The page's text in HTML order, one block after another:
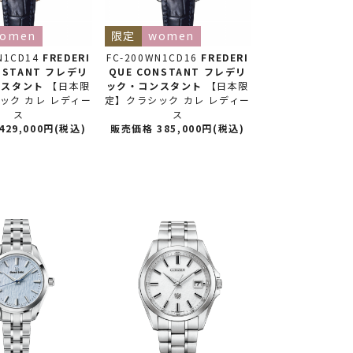
FREDERI
フレデリ
タント
【日本限
ク カレ レディー
ス
円(税込)
FC-200WN1CD16 FREDERI
QUE CONSTANT フレデリ
ック・コンスタント
【日本限
定】クラシック カレ レディー
ス
限定 women
販売価格 385,000円(税込)